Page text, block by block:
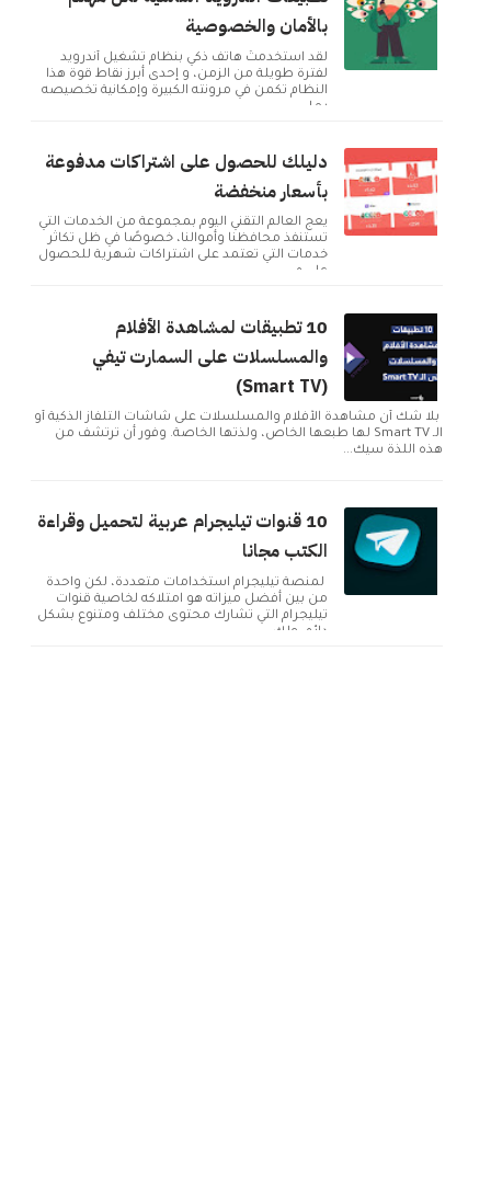
بالأمان والخصوصية
لقد استخدمتُ هاتف ذكي بنظام تشغيل أندرويد
لفترة طويلة من الزمن، و إحدى أبرز نقاط قوة هذا
النظام تكمن في مرونته الكبيرة وإمكانية تخصيصه
بما ...
دليلك للحصول على اشتراكات مدفوعة
بأسعار منخفضة
يعج العالم التقني اليوم بمجموعة من الخدمات التي
تستنفذ محافظنا وأموالنا، خصوصًا في ظل تكاثر
خدمات التي تعتمد على اشتراكات شهرية للحصول
على م...
10 تطبيقات لمشاهدة الأفلام
والمسلسلات على السمارت تيفي
(Smart TV)
بلا شك أن مشاهدة الأفلام والمسلسلات على شاشات التلفاز الذكية أو
الـ Smart TV لها طبعها الخاص، ولذتها الخاصة. وفور أن ترتشف من
هذه اللذة سيك...
10 قنوات تيليجرام عربية لتحميل وقراءة
الكتب مجانا
لمنصة تيليجرام استخدامات متعددة، لكن واحدة
من بين أفضل ميزاته هو امتلاكه لخاصية قنوات
تيليجرام التي تشارك محتوى مختلف ومتنوع بشكل
دائم. ولك...